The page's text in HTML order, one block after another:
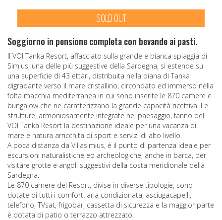
SOLD OUT
Soggiorno in pensione completa con bevande ai pasti.
Il VOI Tanka Resort, affacciato sulla grande e bianca spiaggia di
Simius, una delle più suggestive della Sardegna, si estende su
una superficie di 43 ettari, distribuita nella piana di Tanka
digradante verso il mare cristallino, circondato ed immerso nella
folta macchia mediterranea in cui sono inserite le 870 camere e
bungalow che ne caratterizzano la grande capacità ricettiva. Le
strutture, armoniosamente integrate nel paesaggio, fanno del
VOI Tanka Resort la destinazione ideale per una vacanza di
mare e natura arricchita di sport e servizi di alto livello.
A poca distanza da Villasimius, è il punto di partenza ideale per
escursioni naturalistiche ed archeologiche, anche in barca, per
visitare grotte e angoli suggestivi della costa meridionale della
Sardegna.
Le 870 camere del Resort, divise in diverse tipologie, sono
dotate di tutti i comfort: aria condizionata, asciugacapelli,
telefono, TVsat, frigobar, cassetta di sicurezza e la maggior parte
è dotata di patio o terrazzo attrezzato.